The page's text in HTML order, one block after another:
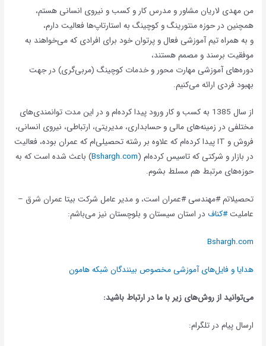
من مهدی لاریان مشاور و مدرس کار و کسب و نیروی انسانی هستم،
همچنین در حوزه منتورینگ و کوچینگ به استارتاپ‌ها فعالیت دارم،
و به همراه تیم آموزشی فعال و پرتوان خود برای افرادی که می‌خواهند به
موفقیت برسند و مصمم هستند،
دوره‌های آموزشی مهارت محور و خدمات کوچینگ (مربی‌گری) در جهت
بهبود فردی ارائه می‌کنیم.
از سال 1385 به کسب و کار ورود پیدا کرده‌ام و در این مدت توانمندی‌های
مختلفی در زمینه‌های مالی و حسابداری، مدیریتی، ارتباطی، نیروی انسانی،
فروش و IT پیدا کرد‌ه‌ام که علاوه بر رشته تحصیلی‌ام که عمران بوده، فعالیت
در بازار و شرکتی که تاسیس کرده‌ام (Bshargh.com) باعث شده است که به
حوزه‌های مرتبط هم مسلط بشوم.
تحصیلاتم #مهندسی #عمران است، و مدیر عامل شرکت بیتا عمران شرق –
عاملیت#کناف در استان سیستان و بلوچستان نیز می‌باشم:
Bshargh.com
هدایا و فایل‌های آموزشی مخصوص بینندگان شبکه هامون
می‌توانید از روش‌های زیر با ما در ارتباط باشید:
ارسال پیام در تلگرام: